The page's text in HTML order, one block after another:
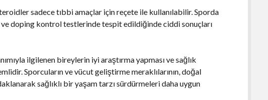
sadece tıbbi amaçlar için reçete ile kullanılabilir. Sporda
ve doping kontrol testlerinde tespit edildiğinde ciddi sonuçları
ilgilenen bireylerin iyi araştırma yapması ve sağlık
Sporcuların ve vücut geliştirme meraklılarının, doğal
sağlıklı bir yaşam tarzı sürdürmeleri daha uygun